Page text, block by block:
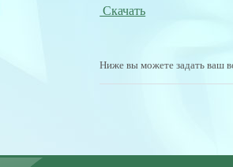
Скачать
Ниже вы можете задать ваш